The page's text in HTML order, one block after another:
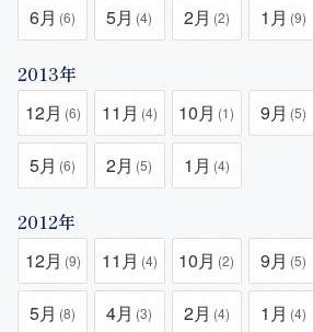
6月 (6) 5月 (4) 2月 (2) 1月 (9)
2013年
12月 (6) 11月 (4) 10月 (1) 9月 (5)
5月 (6) 2月 (5) 1月 (4)
2012年
12月 (9) 11月 (4) 10月 (2) 9月 (5)
5月 (8) 4月 (3) 2月 (4) 1月 (4)